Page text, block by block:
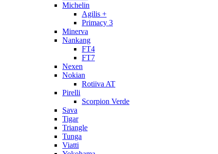
Michelin
Agilis +
Primacy 3
Minerva
Nankang
FT4
FT7
Nexen
Nokian
Rotiiva AT
Pirelli
Scorpion Verde
Sava
Tigar
Triangle
Tunga
Viatti